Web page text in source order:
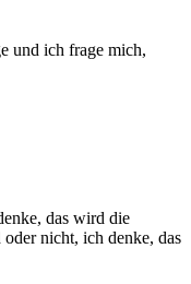
und ich frage mich,
das wird die
nicht, ich denke, das